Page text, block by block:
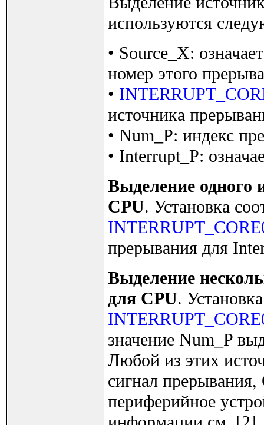
используются
• Source_X:
номер этого
•
источника
• Num_P: индекс
• Interrupt_P:
Выделение одного
CPU. Установка
прерывания для
Выделение
для CPU.
значение Num_P
Любой из этих
сигнал
периферийное